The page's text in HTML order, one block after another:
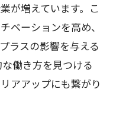
が増えています。こ
ベーションを高め、
ラスの影響を与える
働き方を見つける
アアップにも繋がり